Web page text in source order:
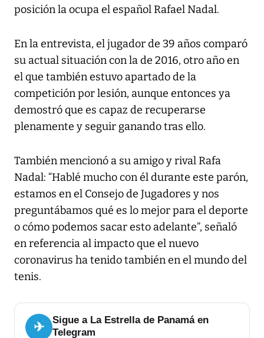
posición la ocupa el español Rafael Nadal.
En la entrevista, el jugador de 39 años comparó
su actual situación con la de 2016, otro año en
el que también estuvo apartado de la
competición por lesión, aunque entonces ya
demostró que es capaz de recuperarse
plenamente y seguir ganando tras ello.
También mencionó a su amigo y rival Rafa
Nadal: “Hablé mucho con él durante este parón,
estamos en el Consejo de Jugadores y nos
preguntábamos qué es lo mejor para el deporte
o cómo podemos sacar esto adelante”, señaló
en referencia al impacto que el nuevo
coronavirus ha tenido también en el mundo del
tenis.
✈
Sigue a La Estrella de Panamá en
Telegram